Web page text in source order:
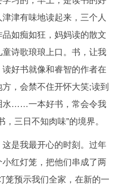
津有味地读起来，三个人
如痴如狂，妈妈读的散文
诗歌琅琅上口。书，让我
好书就像和睿智的作者在
，会禁不住开怀大笑;读到
水……一本好书，常会令我
三日不知肉味”的境界。
是我最开心的时刻。过年
红灯笼，把他们串成了两
笼预示我们全家，在新的一